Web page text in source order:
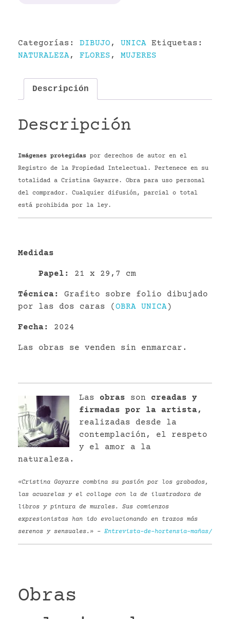
Categorías: DIBUJO , UNICA Etiquetas:
NATURALEZA, FLORES , MUJERES
Descripción
Descripción
Imágenes protegidas por derechos de autor en el
Registro de la Propiedad Intelectual. Pertenece en su
totalidad a Cristina Gayarre. Obra para uso personal
del comprador. Cualquier difusión, parcial o total
está prohibida por la ley.
Medidas
Papel : 21 x 29,7 cm
Técnica:
Grafito sobre folio dibujado
por las dos caras (OBRA UNICA)
Fecha: 2024
Las obras se venden sin enmarcar.
Las obras son creadas y
firmadas por la artista,
realizadas desde la
contemplación, el respeto
y el amor a la
naturaleza.
«Cristina Gayarre combina su pasión por los grabados,
las acuarelas y el collage con la de ilustradora de
libros y pintura de murales. Sus comienzos
expresionistas han ido evolucionando en trazos más
serenos y sensuales.» – Entrevista-de-hortensia-mañas/
Obras